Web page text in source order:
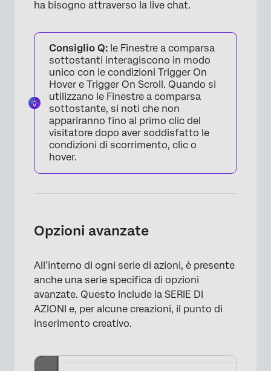
ha bisogno attraverso la live chat.
Consiglio Q: le Finestre a comparsa
sottostanti interagiscono in modo
unico con le condizioni Trigger On
Hover e Trigger On Scroll. Quando si
utilizzano le Finestre a comparsa
sottostante, si noti che non
appariranno fino al primo clic del
visitatore dopo aver soddisfatto le
condizioni di scorrimento, clic o
hover.
Opzioni avanzate
All’interno di ogni serie di azioni, è presente
anche una serie specifica di opzioni
avanzate. Questo include la SERIE DI
AZIONI e, per alcune creazioni, il punto di
inserimento creativo.